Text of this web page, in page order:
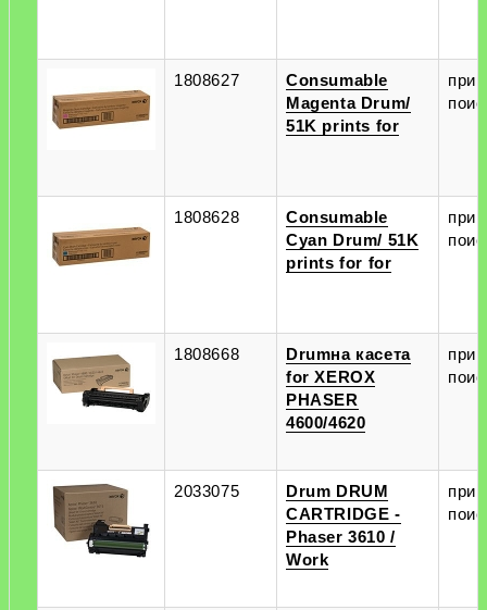
1808627
Consumable
Magenta Drum/
51K prints for
при
1808628
Consumable
Cyan Drum/ 51K
prints for for
при
1808668
Drumна касета
for XEROX
PHASER
4600/4620
при
2033075
Drum DRUM
CARTRIDGE -
Phaser 3610 /
Work
при